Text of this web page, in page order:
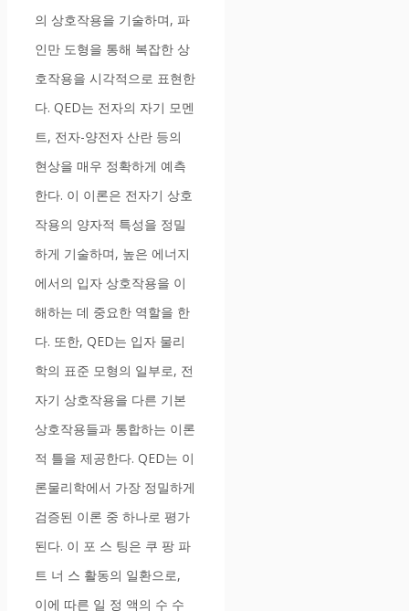
의 상호작용을 기술하며, 파
인만 도형을 통해 복잡한 상
호작용을 시각적으로 표현한
다. QED는 전자의 자기 모멘
트, 전자-양전자 산란 등의
현상을 매우 정확하게 예측
한다. 이 이론은 전자기 상호
작용의 양자적 특성을 정밀
하게 기술하며, 높은 에너지
에서의 입자 상호작용을 이
해하는 데 중요한 역할을 한
다. 또한, QED는 입자 물리
학의 표준 모형의 일부로, 전
자기 상호작용을 다른 기본
상호작용들과 통합하는 이론
적 틀을 제공한다. QED는 이
론물리학에서 가장 정밀하게
검증된 이론 중 하나로 평가
된다. 이 포 스 팅은 쿠 팡 파
트 너 스 활동의 일환으로,
이에 따른 일 정 액의 수 수